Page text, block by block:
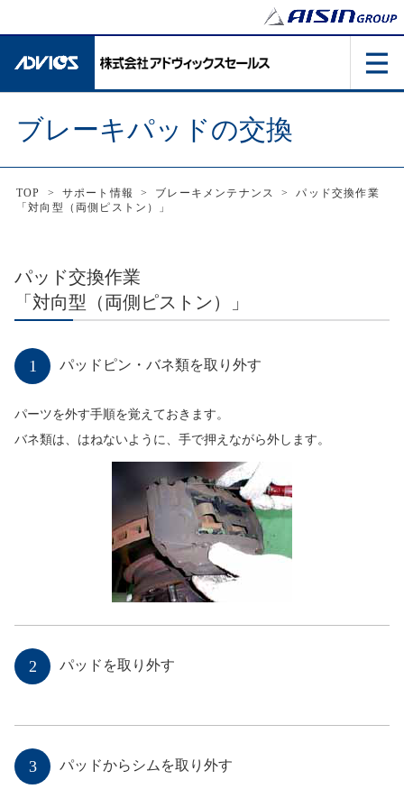
ブレーキパッドの交換
TOP > サポート情報 > ブレーキメンテナンス >
パッド交換作業
「対向型（両側ピストン）」
パッド交換作業
「対向型（両側ピストン）」
1 パッドピン・バネ類を取り外す
パーツを外す手順を覚えておきます。
バネ類は、はねないように、手で押えながら外します。
2 パッドを取り外す
3 パッドからシムを取り外す